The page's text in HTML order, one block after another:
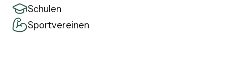
Schulen
Sportvereinen